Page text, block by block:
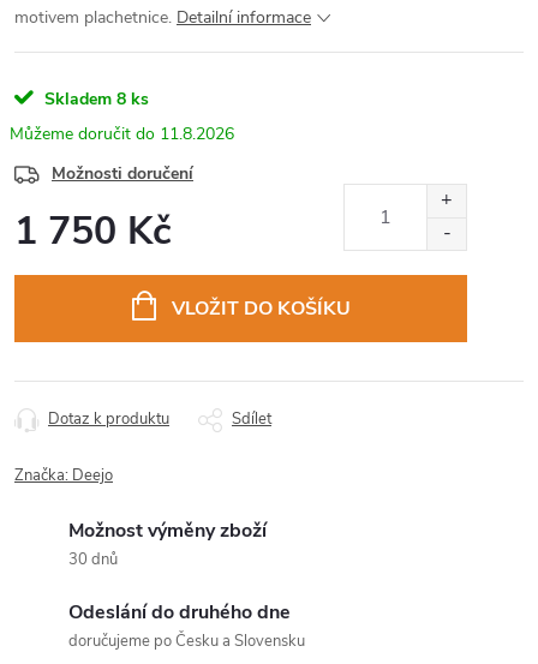
motivem plachetnice. Detailní informace
Skladem 8 ks
11.8.2026
Možnosti doručení
1 750 Kč
VLOŽIT DO KOŠÍKU
Dotaz k produktu Sdílet
Značka: Deejo
Možnost výměny zboží
30 dnů
Odeslání do druhého dne
doručujeme po Česku a Slovensku